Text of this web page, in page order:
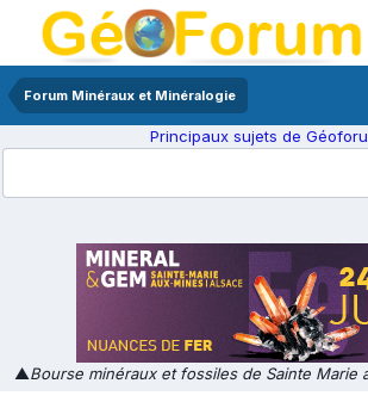
Forum Minéraux et Minéralogie
Principaux sujets de
▲Bourse minéraux et fossiles de Sainte Marie